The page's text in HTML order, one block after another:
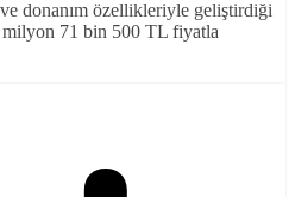
donanım özellikleriyle geliştirdiği
71 bin 500 TL fiyatla